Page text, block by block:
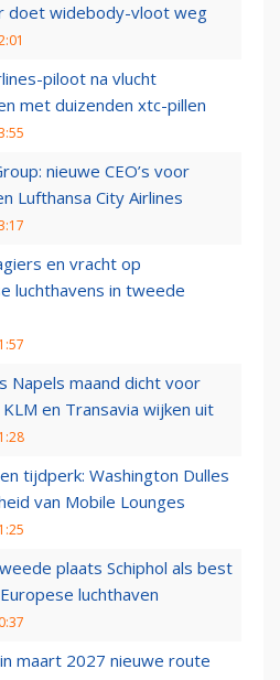
doet widebody-vloot weg
piloot na vlucht
met duizenden xtc-pillen
nieuwe CEO’s voor
Lufthansa City Airlines
en vracht op
luchthavens in tweede
Napels maand dicht voor
en Transavia wijken uit
tijdperk: Washington Dulles
van Mobile Lounges
plaats Schiphol als best
luchthaven
maart 2027 nieuwe route